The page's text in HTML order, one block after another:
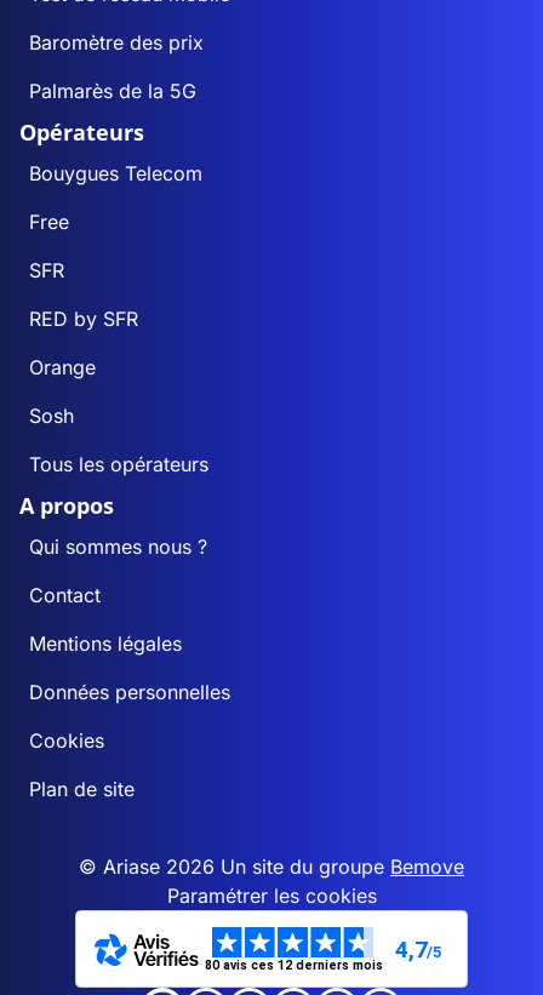
Baromètre des prix
Palmarès de la 5G
Opérateurs
Bouygues Telecom
Free
SFR
RED by SFR
Orange
Sosh
Tous les opérateurs
A propos
Qui sommes nous ?
Contact
Mentions légales
Données personnelles
Cookies
Plan de site
© Ariase 2026 Un site du groupe Bemove
Paramétrer les cookies
80 avis ces 12 derniers mois
4,7/5